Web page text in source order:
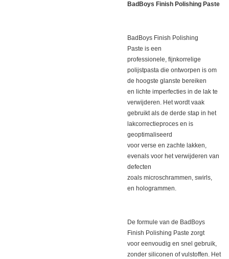
BadBoys Finish Polishing Paste
BadBoys Finish Polishing
Paste is een
professionele, fijnkorrelige
polijstpasta die ontworpen is om
de hoogste glanste bereiken
en lichte imperfecties in de lak te
verwijderen. Het wordt vaak
gebruikt als de derde stap in het
lakcorrectieproces en is
geoptimaliseerd
voor verse en zachte lakken,
evenals voor het verwijderen van
defecten
zoals microschrammen, swirls,
en hologrammen.
De formule van de BadBoys
Finish Polishing Paste zorgt
voor eenvoudig en snel gebruik,
zonder siliconen of vulstoffen. Het